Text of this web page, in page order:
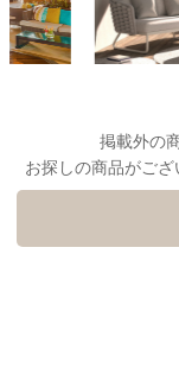
掲載外の
お探しの商品がござ